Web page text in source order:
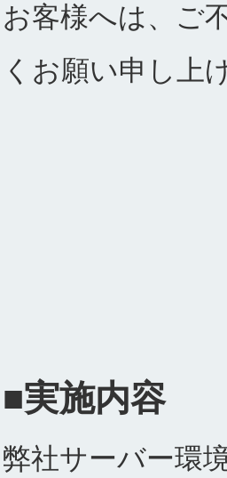
お客様へは、ご
くお願い申し上
■実施内容
弊社サーバー環